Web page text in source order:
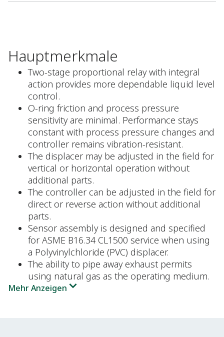
Hauptmerkmale
Two-stage proportional relay with integral
action provides more dependable liquid level
control.
O-ring friction and process pressure
sensitivity are minimal. Performance stays
constant with process pressure changes and
controller remains vibration-resistant.
The displacer may be adjusted in the field for
vertical or horizontal operation without
additional parts.
The controller can be adjusted in the field for
direct or reverse action without additional
parts.
Sensor assembly is designed and specified
for ASME B16.34 CL1500 service when using
a Polyvinylchloride (PVC) displacer.
The ability to pipe away exhaust permits
using natural gas as the operating medium.
Mehr Anzeigen